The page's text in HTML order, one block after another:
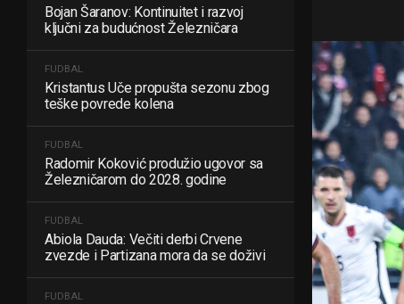
Bojan Šaranov: Kontinuitet i razvoj
ključni za budućnost Železničara
FUDBAL
Kristantus Uče propušta sezonu zbog
teške povrede kolena
FUDBAL
Radomir Koković produžio ugovor sa
Železničarom do 2028. godine
FUDBAL
Abiola Dauda: Večiti derbi Crvene
zvezde i Partizana mora da se doživi
FUDBAL